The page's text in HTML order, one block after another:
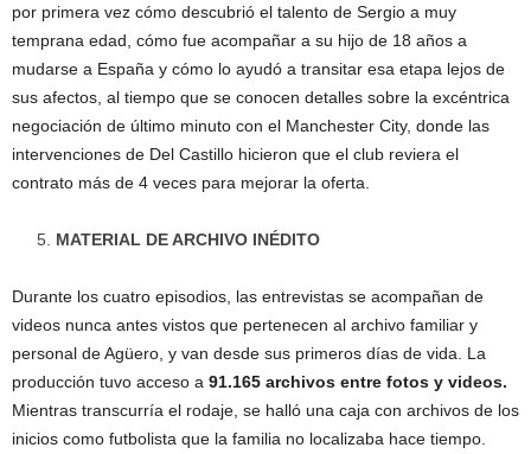
por primera vez cómo descubrió el talento de Sergio a muy
temprana edad, cómo fue acompañar a su hijo de 18 años a
mudarse a España y cómo lo ayudó a transitar esa etapa lejos de
sus afectos, al tiempo que se conocen detalles sobre la excéntrica
negociación de último minuto con el Manchester City, donde las
intervenciones de Del Castillo hicieron que el club reviera el
contrato más de 4 veces para mejorar la oferta.
MATERIAL DE ARCHIVO INÉDITO
Durante los cuatro episodios, las entrevistas se acompañan de
videos nunca antes vistos que pertenecen al archivo familiar y
personal de Agüero, y van desde sus primeros días de vida. La
producción tuvo acceso a 91.165 archivos entre fotos y videos.
Mientras transcurría el rodaje, se halló una caja con archivos de los
inicios como futbolista que la familia no localizaba hace tiempo.